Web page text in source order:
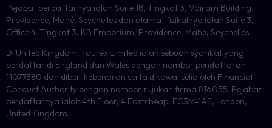
Pejabat berdaftarnya ialah Suite 18, Tingkat 3, Vairam Building,
Providence, Mahé, Seychelles dan alamat fizikalnya ialah Suite 3,
Office 4, Tingkat 3, KB Emporium, Providence, Mahé, Seychelles.
Di United Kingdom, Taurex Limited ialah sebuah syarikat yang
berdaftar di England dan Wales dengan nombor pendaftaran
11077380 dan diberi kebenaran serta dikawal selia oleh Financial
Conduct Authority dengan nombor rujukan firma 816055. Pejabat
berdaftarnya ialah 4th Floor, 4 Eastcheap, EC3M-1AE, London,
United Kingdom.